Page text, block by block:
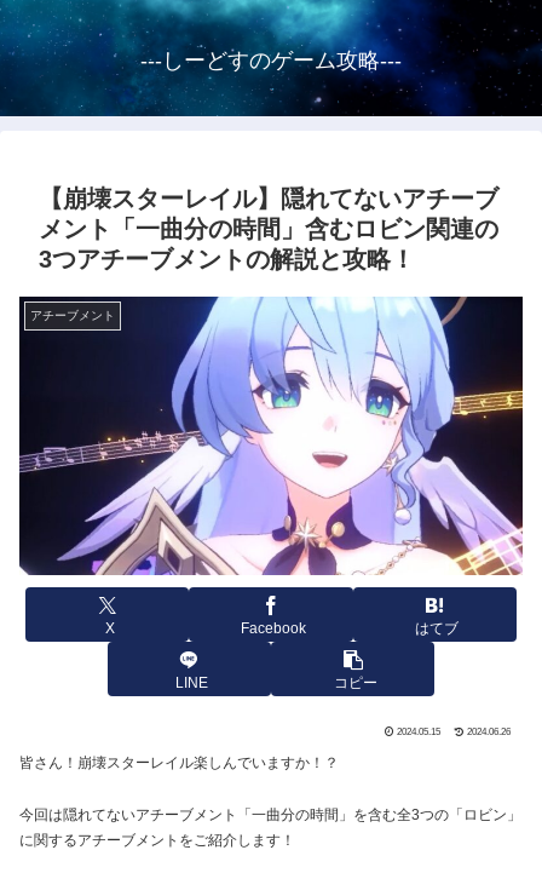
---しーどすのゲーム攻略---
【崩壊スターレイル】隠れてないアチーブ
メント「一曲分の時間」含むロビン関連の
3つアチーブメントの解説と攻略！
アチーブメント
X Facebook はてブ
LINE コピー
2024.05.15 2024.06.26
皆さん！崩壊スターレイル楽しんでいますか！？
今回は隠れてないアチーブメント「一曲分の時間」を含む全3つの「ロビン」
に関するアチーブメントをご紹介します！